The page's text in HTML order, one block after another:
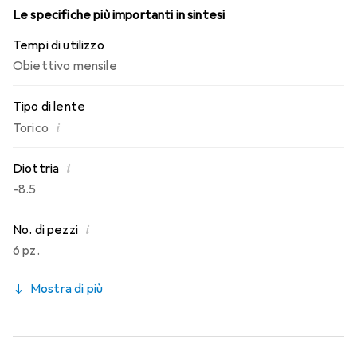
Le specifiche più importanti in sintesi
Tempi di utilizzo
Obiettivo mensile
Tipo di lente
Torico i
Diottria i
-8.5
No. di pezzi i
6 pz.
Mostra di più